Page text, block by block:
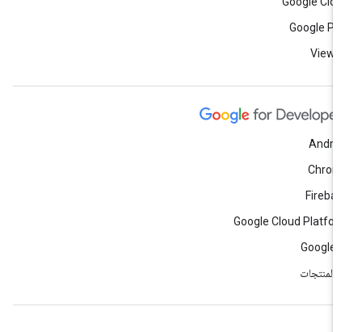
Google
View
Google Cloud
Google
المنتجات